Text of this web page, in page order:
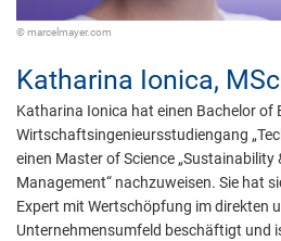
© marcelmayer.com
Katharina Ionica, MSc
Katharina Ionica hat einen Bachelor of
Wirtschaftsingenieursstudiengang
einen Master of Science „Sustainability
Management“ nachzuweisen. Sie hat
Expert mit Wertschöpfung im direkten
Unternehmensumfeld beschäftigt und